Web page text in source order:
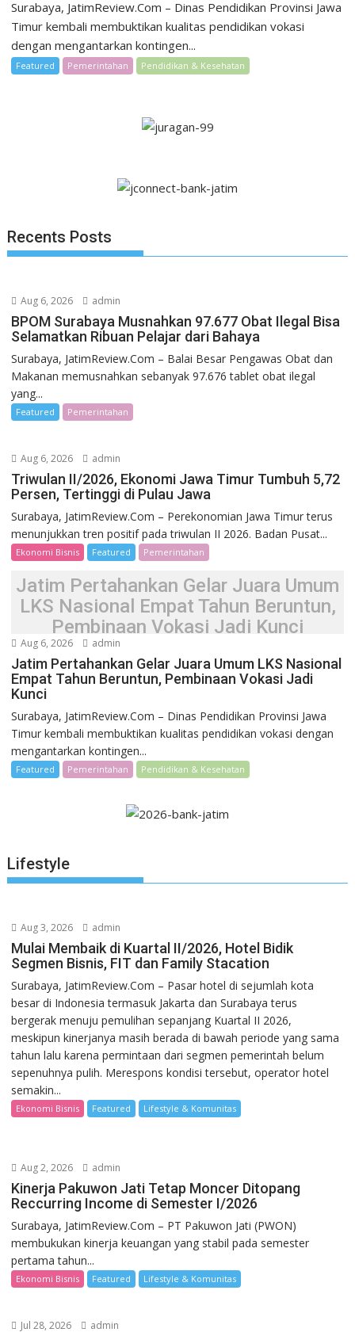
Surabaya, JatimReview.Com – Dinas Pendidikan Provinsi Jawa
Timur kembali membuktikan kualitas pendidikan vokasi
dengan mengantarkan kontingen...
Featured Pemerintahan Pendidikan & Kesehatan
Recents Posts
Aug 6, 2026 admin
BPOM Surabaya Musnahkan 97.677 Obat Ilegal Bisa
Selamatkan Ribuan Pelajar dari Bahaya
Surabaya, JatimReview.Com – Balai Besar Pengawas Obat dan
Makanan memusnahkan sebanyak 97.676 tablet obat ilegal
yang...
Featured Pemerintahan
Aug 6, 2026 admin
Triwulan II/2026, Ekonomi Jawa Timur Tumbuh 5,72
Persen, Tertinggi di Pulau Jawa
Surabaya, JatimReview.Com – Perekonomian Jawa Timur terus
menunjukkan tren positif pada triwulan II 2026. Badan Pusat...
Ekonomi Bisnis Featured Pemerintahan
Jatim Pertahankan Gelar Juara Umum
LKS Nasional Empat Tahun Beruntun,
Pembinaan Vokasi Jadi Kunci
Aug 6, 2026 admin
Jatim Pertahankan Gelar Juara Umum LKS Nasional
Empat Tahun Beruntun, Pembinaan Vokasi Jadi
Kunci
Surabaya, JatimReview.Com – Dinas Pendidikan Provinsi Jawa
Timur kembali membuktikan kualitas pendidikan vokasi dengan
mengantarkan kontingen...
Featured Pemerintahan Pendidikan & Kesehatan
Lifestyle
Aug 3, 2026 admin
Mulai Membaik di Kuartal II/2026, Hotel Bidik
Segmen Bisnis, FIT dan Family Stacation
Surabaya, JatimReview.Com – Pasar hotel di sejumlah kota
besar di Indonesia termasuk Jakarta dan Surabaya terus
bergerak menuju pemulihan sepanjang Kuartal II 2026,
meskipun kinerjanya masih berada di bawah periode yang sama
tahun lalu karena permintaan dari segmen pemerintah belum
sepenuhnya pulih. Merespons kondisi tersebut, operator hotel
semakin...
Ekonomi Bisnis Featured Lifestyle & Komunitas
Aug 2, 2026 admin
Kinerja Pakuwon Jati Tetap Moncer Ditopang
Reccurring Income di Semester I/2026
Surabaya, JatimReview.Com – PT Pakuwon Jati (PWON)
membukukan kinerja keuangan yang stabil pada semester
pertama tahun...
Ekonomi Bisnis Featured Lifestyle & Komunitas
Jul 28, 2026 admin